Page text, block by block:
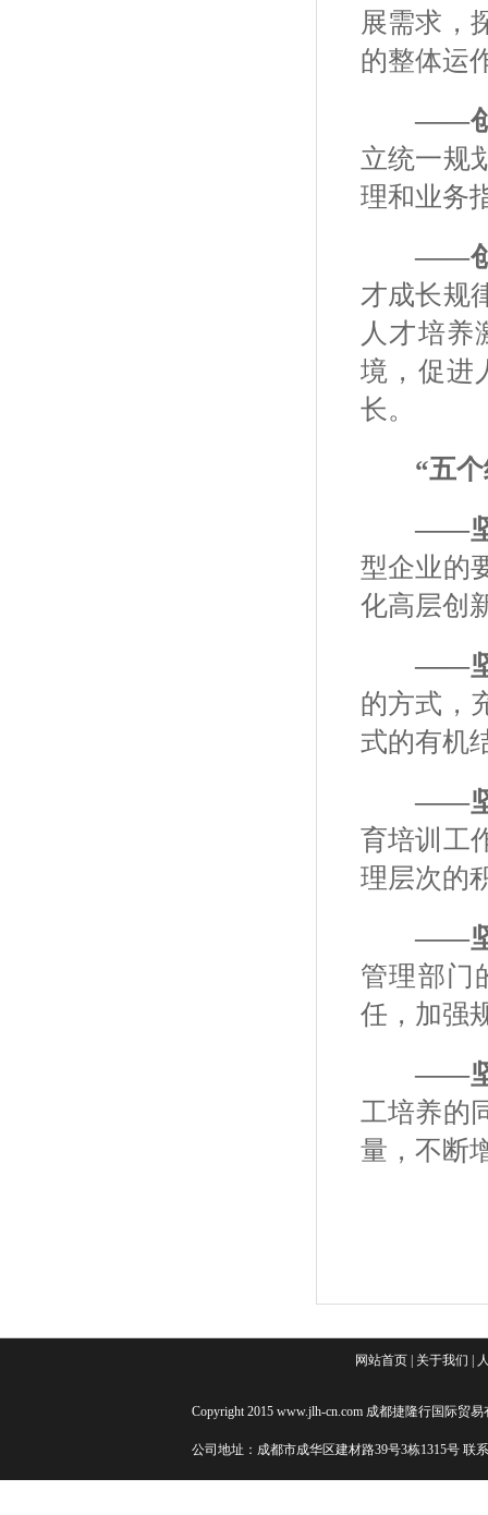
展需求，
的整体运
——
立统一规
理和业务
——
才成长规
人才培养
境，促进
长。
“五
——坚
型企业的
化高层创
——坚
的方式，
式的有机
——坚
育培训工
理层次的
——坚
管理部门
任，加强
——坚
工培养的
量，不断
网站首页 关于我们
Copyright 2015 www.jlh-cn.com 成都捷隆行国际贸
公司地址：成都市成华区建材路39号3栋1315号 联